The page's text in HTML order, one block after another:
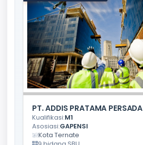
PT. ADDIS PRATAMA PERSADA
Kualifikasi:M1
Asosiasi:GAPENSI
Kota Ternate